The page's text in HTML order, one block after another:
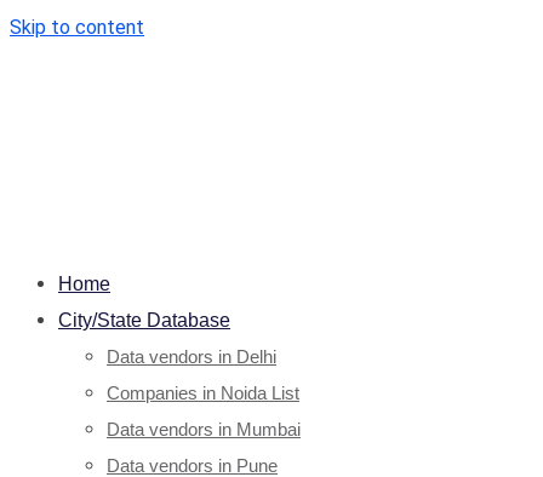
Skip to content
Home
City/State Database
Data vendors in Delhi
Companies in Noida List
Data vendors in Mumbai
Data vendors in Pune